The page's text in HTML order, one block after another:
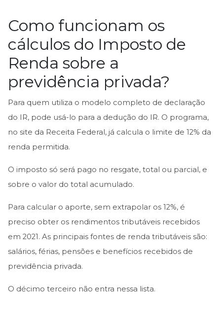
Como funcionam os
cálculos do Imposto de
Renda sobre a
previdência privada?
Para quem utiliza o modelo completo de declaração
do IR, pode usá-lo para a dedução do IR. O programa,
no site da Receita Federal, já calcula o limite de 12% da
renda permitida.
O imposto só será pago no resgate, total ou parcial, e
sobre o valor do total acumulado.
Para calcular o aporte, sem extrapolar os 12%, é
preciso obter os rendimentos tributáveis recebidos
em 2021. As principais fontes de renda tributáveis são:
salários, férias, pensões e benefícios recebidos de
previdência privada.
O décimo terceiro não entra nessa lista.